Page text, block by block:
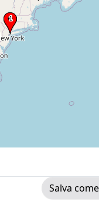
Salva